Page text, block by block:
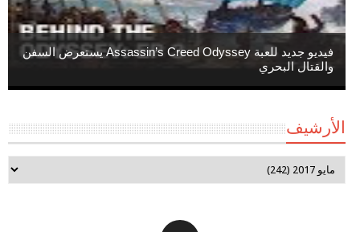
فيديو جديد للعبة Assassin’s Creed Odyssey يستعرض السفن
والقتال البحري
الأرشيف